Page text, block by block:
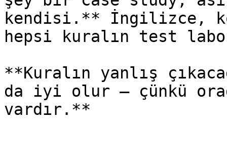
kendisi.** İngilizce,
hepsi kuralın test
**Kuralın yanlış
da iyi olur — çünkü
vardır.**